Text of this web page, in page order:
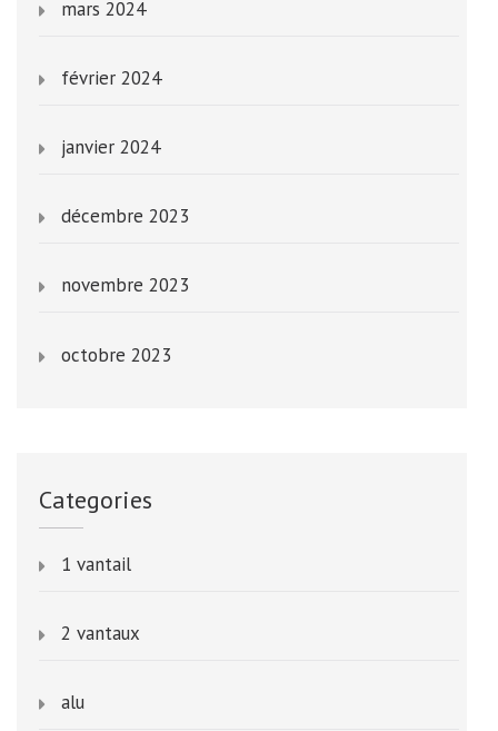
mars 2024
février 2024
janvier 2024
décembre 2023
novembre 2023
octobre 2023
Categories
1 vantail
2 vantaux
alu